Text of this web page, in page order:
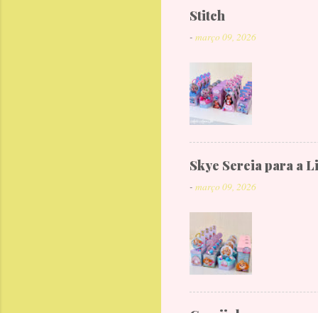
Stitch
- março 09, 2026
Skye Sereia para a
- março 09, 2026